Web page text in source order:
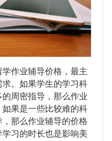
作业辅导价格，最主
。如果学生的学习科
周密指导，那么作业
果是一些比较难的科
那么作业辅导的价格
习的时长也是影响美